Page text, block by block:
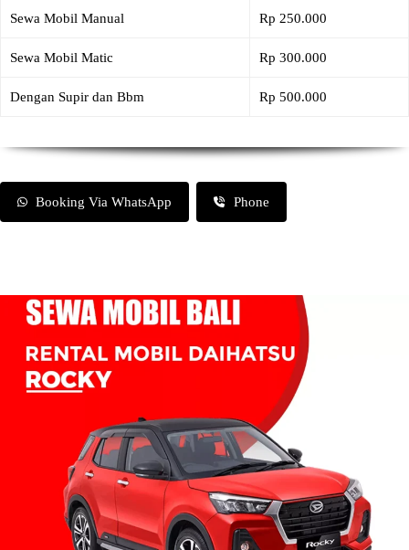
Sewa Mobil Manual Rp 250.000
Sewa Mobil Matic Rp 300.000
Dengan Supir dan Bbm Rp 500.000
Booking Via WhatsApp Phone